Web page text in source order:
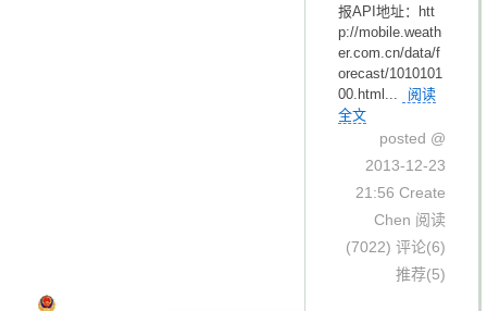
报API地址：htt
p://mobile.weath
er.com.cn/data/f
orecast/1010101
00.html...
阅读
全文
posted @
2013-12-23
21:56 Create
Chen 阅读
(7022) 评论(6)
推荐(5)